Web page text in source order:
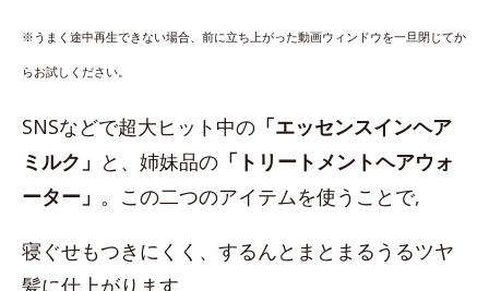
※うまく途中再生できない場合、前に立ち上がった動画ウィンドウを一旦閉じてか
らお試しください。
SNSなどで超大ヒット中の 「エッセンスインヘア
ミルク」 と、姉妹品の 「トリートメントヘアウォ
ーター」 。この二つのアイテムを使うことで,
寝ぐせもつきにくく、するんとまとまるうるツヤ